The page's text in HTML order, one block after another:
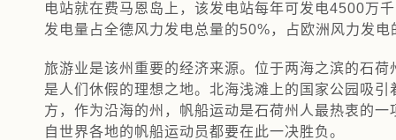
电站就在费马恩岛上，该发电站每年可发电4500万
发电量占全德风力发电总量的50%，占欧洲风力发电
旅游业是该州重要的经济来源。位于两海之滨的石
是人们休假的理想之地。北海浅滩上的国家公园吸
方，作为沿海的州，帆船运动是石荷州人最热衷的
自世界各地的帆船运动员都要在此一决胜负。